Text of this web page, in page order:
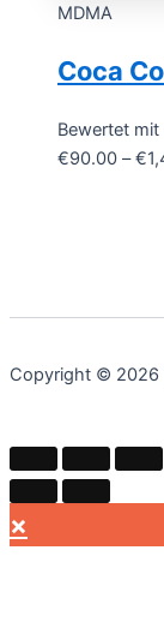
MDMA
Coca
Bewertet mit
€90.00 –€
Copyright © 2026
×